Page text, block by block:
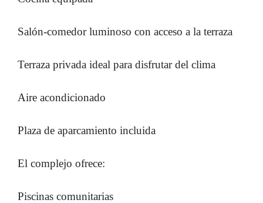
Salón-comedor luminoso con acceso a la terraza
Terraza privada ideal para disfrutar del clima
Aire acondicionado
Plaza de aparcamiento incluida
El complejo ofrece:
Piscinas comunitarias